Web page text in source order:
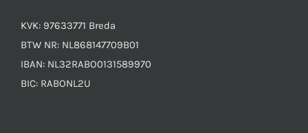
KVK: 97633771 Breda
BTW NR: NL868147709B01
IBAN: NL32RABO0131589970
BIC: RABONL2U